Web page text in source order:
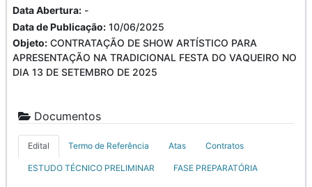
Data Abertura: -
Data de Publicação: 10/06/2025
Objeto: CONTRATAÇÃO DE SHOW ARTÍSTICO PARA
APRESENTAÇÃO NA TRADICIONAL FESTA DO VAQUEIRO NO
DIA 13 DE SETEMBRO DE 2025
Documentos
Edital Termo de Referência Atas Contratos
ESTUDO TÉCNICO PRELIMINAR FASE PREPARATÓRIA